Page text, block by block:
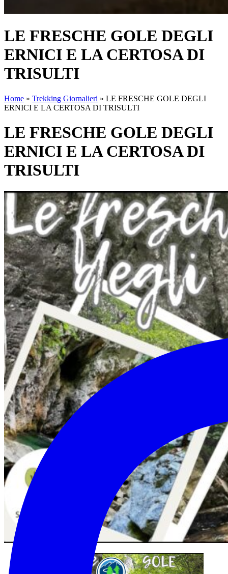
LE FRESCHE GOLE DEGLI
ERNICI E LA CERTOSA DI
TRISULTI
Home » Trekking Giornalieri » LE FRESCHE GOLE DEGLI
ERNICI E LA CERTOSA DI TRISULTI
LE FRESCHE GOLE DEGLI
ERNICI E LA CERTOSA DI
TRISULTI